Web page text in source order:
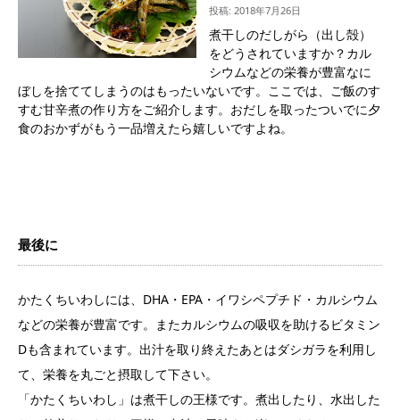
投稿: 2018年7月26日
煮干しのだしがら（出し殻）
をどうされていますか？カル
シウムなどの栄養が豊富なに
ぼしを捨ててしまうのはもったいないです。ここでは、ご飯のす
すむ甘辛煮の作り方をご紹介します。おだしを取ったついでに夕
食のおかずがもう一品増えたら嬉しいですよね。
最後に
かたくちいわしには、DHA・EPA・イワシペプチド・カルシウム
などの栄養が豊富です。またカルシウムの吸収を助けるビタミン
Dも含まれています。出汁を取り終えたあとはダシガラを利用し
て、栄養を丸ごと摂取して下さい。
「かたくちいわし」は煮干しの王様です。煮出したり、水出した